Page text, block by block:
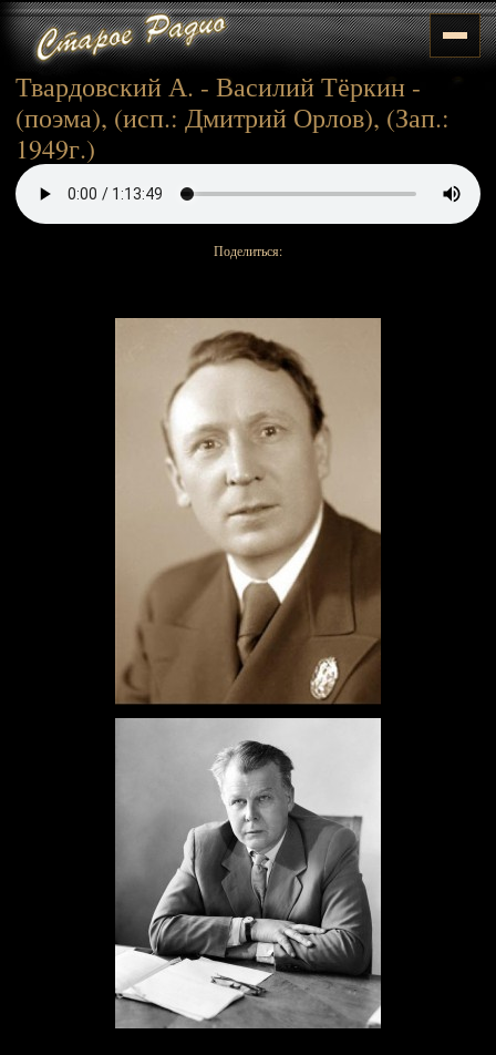
Твардовский А. - Василий Тёркин -
(поэма), (исп.: Дмитрий Орлов), (Зап.:
1949г.)
Поделиться: